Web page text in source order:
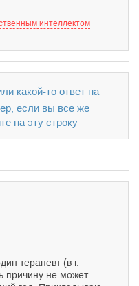
интеллектом
какой-то ответ на
если вы все же
на эту строку
терапевт (в г.
причину не может.